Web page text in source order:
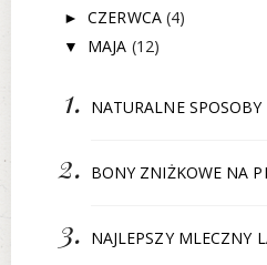
►CZERWCA (4)
▼ MAJA (12)
NATURALNE SPOSOBY
BONY ZNIŻKOWE NA
NAJLEPSZY MLECZNY